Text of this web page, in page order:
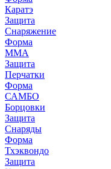
Каратэ
Защита
Снаряжение
Форма
ММА
Защита
Перчатки
Форма
САМБО
Борцовки
Защита
Снаряды
Форма
Тхэквондо
Защита